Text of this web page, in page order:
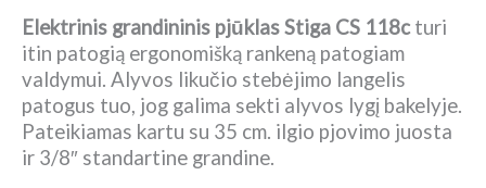
Elektrinis grandininis pjūklas Stiga CS 118cturi
itin patogią ergonomišką rankeną patogiam
valdymui. Alyvos likučio stebėjimo langelis
patogus tuo, jog galima sekti alyvos lygį bakelyje.
Pateikiamas kartu su 35 cm. ilgio pjovimo juosta
ir 3/8″ standartine grandine.